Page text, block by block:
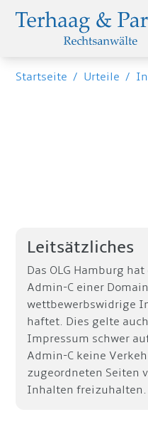
Startseite / Urteile /
Leitsätzliches
Das OLG Hamburg
Admin-C einer
wettbewerbswidrige
haftet. Dies gelte
Impressum schwer
Admin-C keine
zugeordneten Seiten
Inhalten freizuhalten.